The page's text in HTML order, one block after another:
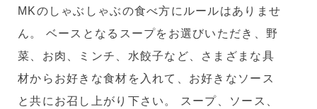
MKのしゃぶしゃぶの食べ方にルールはありませ
ん。 ベースとなるスープをお選びいただき、野
菜、お肉、ミンチ、水餃子など、さまざまな具
材からお好きな食材を入れて、お好きなソース
と共にお召し上がり下さい。 スープ、ソース、